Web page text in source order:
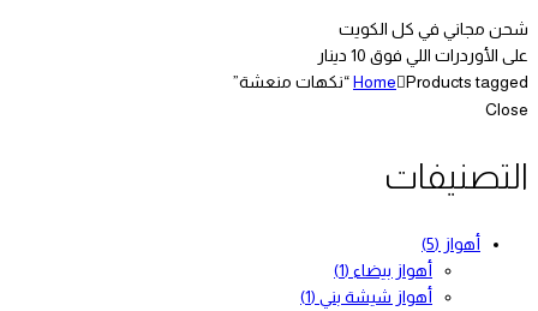
شحن مجاني في كل الكويت
على الأوردرات اللي فوق 10 دينار
Home Products tagged “نكهات منعشة”
Close
التصنيفات
أهواز (5)
أهواز بيضاء (1)
أهواز شيشة بني (1)